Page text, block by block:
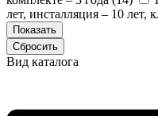
лет, инсталляция – 10 лет,
Вид каталога